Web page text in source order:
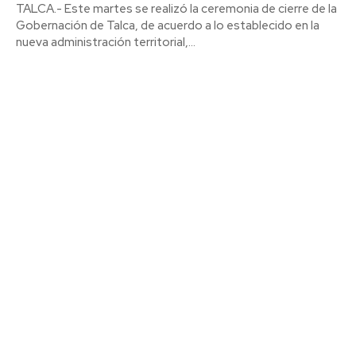
TALCA.- Este martes se realizó la ceremonia de cierre de la
Gobernación de Talca, de acuerdo a lo establecido en la
nueva administración territorial,...